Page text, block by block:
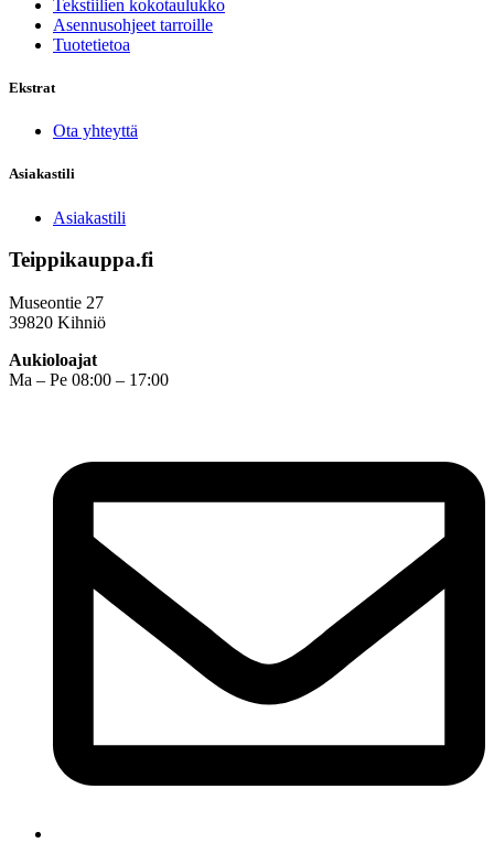
Tekstiilien kokotaulukko
Asennusohjeet tarroille
Tuotetietoa
Ekstrat
Ota yhteyttä
Asiakastili
Asiakastili
Teippikauppa.fi
Museontie 27
39820 Kihniö
Aukioloajat
Ma – Pe 08:00 – 17:00